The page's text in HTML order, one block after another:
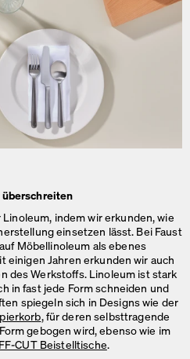
überschreiten
indem wir erkunden, wie
einsetzen lässt. Bei Faust
Möbellinoleum als ebenes
einigen Jahren erkunden wir auch
des Werkstoffs. Linoleum ist stark
in fast jede Form schneiden und
spiegeln sich in Designs wie der
, für deren selbsttragende
gebogen wird, ebenso wie im
CUT Beistelltische